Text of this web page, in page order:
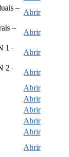
–
Abrir
–
Abrir
1 -
Abrir
2 -
Abrir
Abrir
Abrir
Abrir
Abrir
Abrir
Abrir